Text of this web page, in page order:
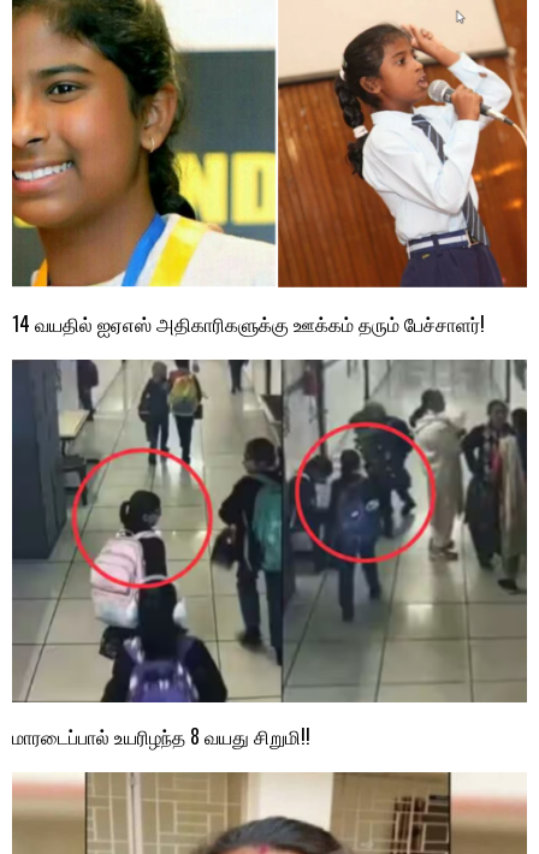
14 வயதில் ஐஏஎஸ் அதிகாரிகளுக்கு ஊக்கம் தரும் பேச்சாளர்!
மாரடைப்பால் உயரிழந்த 8 வயது சிறுமி!!